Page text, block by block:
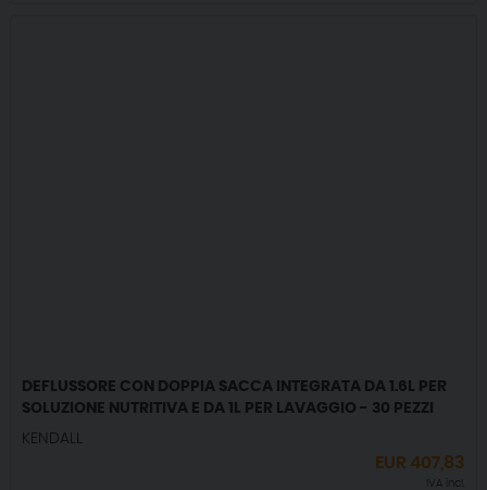
DEFLUSSORE CON DOPPIA SACCA INTEGRATA DA 1.6L PER
SOLUZIONE NUTRITIVA E DA 1L PER LAVAGGIO - 30 PEZZI
KENDALL
EUR 407,83
IVA incl.